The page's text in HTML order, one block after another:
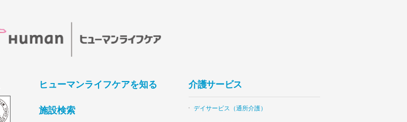
ヒューマンライフケアを知る
施設検索
介護サービス
デイサービス（通所介護）